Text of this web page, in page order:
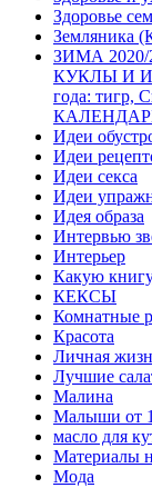
Здоровье
Земляника
ЗИМА 2020/
КУКЛЫ И
года: тигр,
Идеи
Идеи
Идеи секса
Идеи
Идея образа
Интервью
Интерьер
Какую
КЕКСЫ
Комнатные
Красота
Личная
Лучшие
Малина
Малыши от 1
масло для
Материалы
Мода